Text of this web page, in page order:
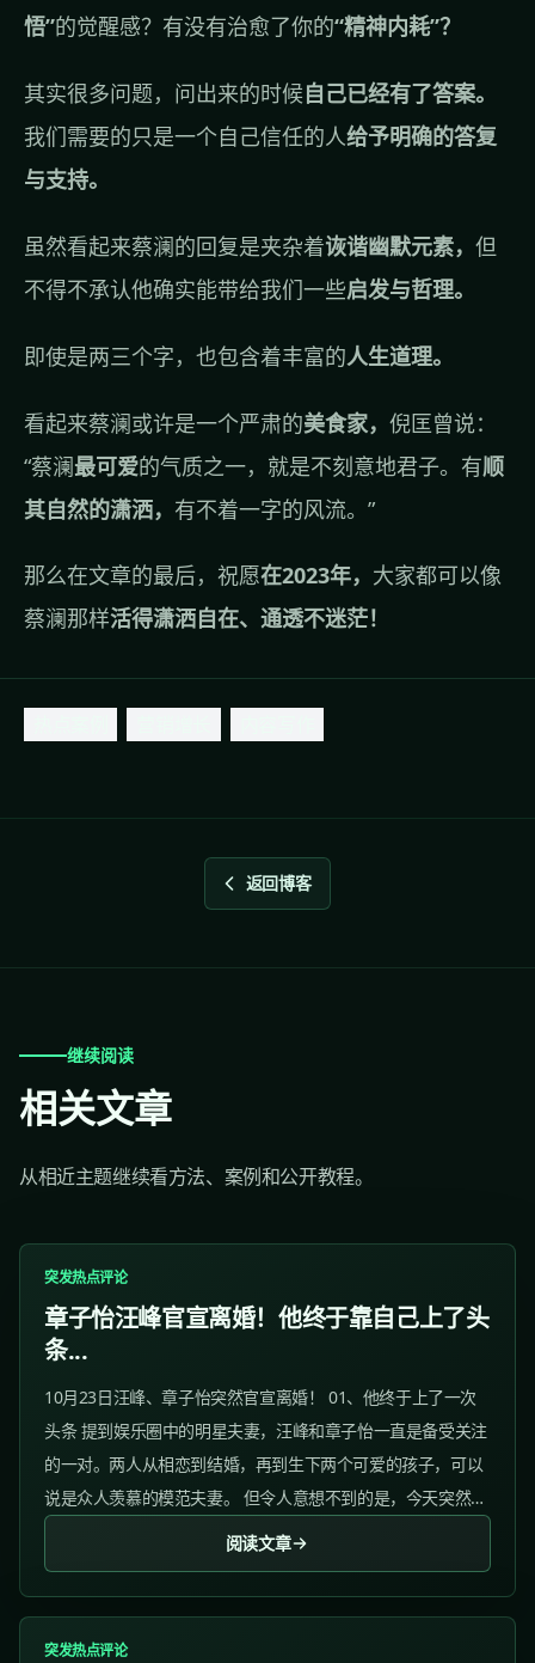
悟”的觉醒感？有没有治愈了你的“精神内耗”？
其实很多问题，问出来的时候自己已经有了答案。
我们需要的只是一个自己信任的人给予明确的答复
与支持。
虽然看起来蔡澜的回复是夹杂着诙谐幽默元素， 但
不得不承认他确实能带给我们一些启发与哲理。
即使是两三个字，也包含着丰富的人生道理。
看起来蔡澜或许是一个严肃的美食家， 倪匡曾说：
“蔡澜最可爱的气质之一，就是不刻意地君子。有顺
其自然的潇洒， 有不着一字的风流。”
那么在文章的最后，祝愿在2023年， 大家都可以像
蔡澜那样活得潇洒自在、通透不迷茫！
返回博客
继续阅读
相关文章
从相近主题继续看方法、案例和公开教程。
突发热点评论
章子怡汪峰官宣离婚！他终于靠自己上了头
条...
10月23日汪峰、章子怡突然官宣离婚！ 01、他终于上了一次
头条 提到娱乐圈中的明星夫妻，汪峰和章子怡一直是备受关注
的一对。两人从相恋到结婚，再到生下两个可爱的孩子，可以
说是众人羡慕的模范夫妻。 但令人意想不到的是，今天突然有
狗仔在微博上爆料：章子怡汪峰已经离婚，女儿归汪峰，儿子
归章子怡。...
阅读文章
突发热点评论